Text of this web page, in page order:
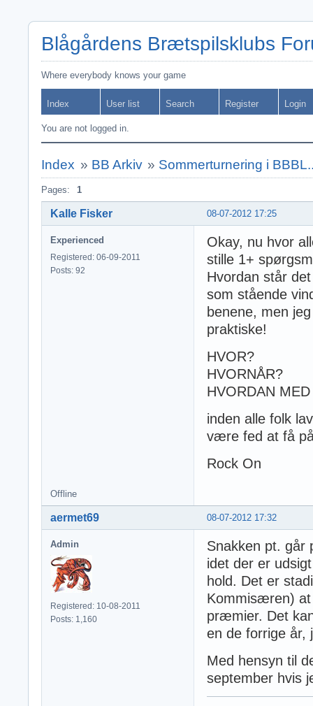
Blågårdens Brætspilsklubs
Where everybody knows your game
Index User list Search Register Login
You are not logged in.
Index » BB Arkiv » Sommerturnering i
Pages: 1
08-07-2012 17:25
Kalle Fisker
Experienced
Registered: 06-09-2011
Posts: 92
Okay, nu hvor
stille 1+
Hvordan står
som stående
benene, men
praktiske!
HVOR?
HVORNÅR?
HVORDAN
inden alle folk
være fed at få
Rock On
Offline
08-07-2012 17:32
aermet69
Admin
Registered: 10-08-2011
Posts: 1,160
Snakken pt. går
idet der er
hold. Det er
Kommisæren) at
præmier. Det
en de forrige år,
Med hensyn til
september hvis